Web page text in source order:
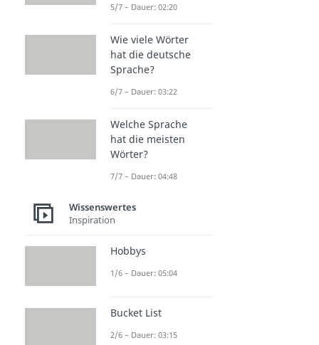
5/7 – Dauer: 02:20
Wie viele Wörter
hat die deutsche
Sprache?
6/7 – Dauer: 03:22
Welche Sprache
hat die meisten
Wörter?
7/7 – Dauer: 04:48
Wissenswertes
Inspiration
Hobbys
1/6 – Dauer: 05:04
Bucket List
2/6 – Dauer: 03:15